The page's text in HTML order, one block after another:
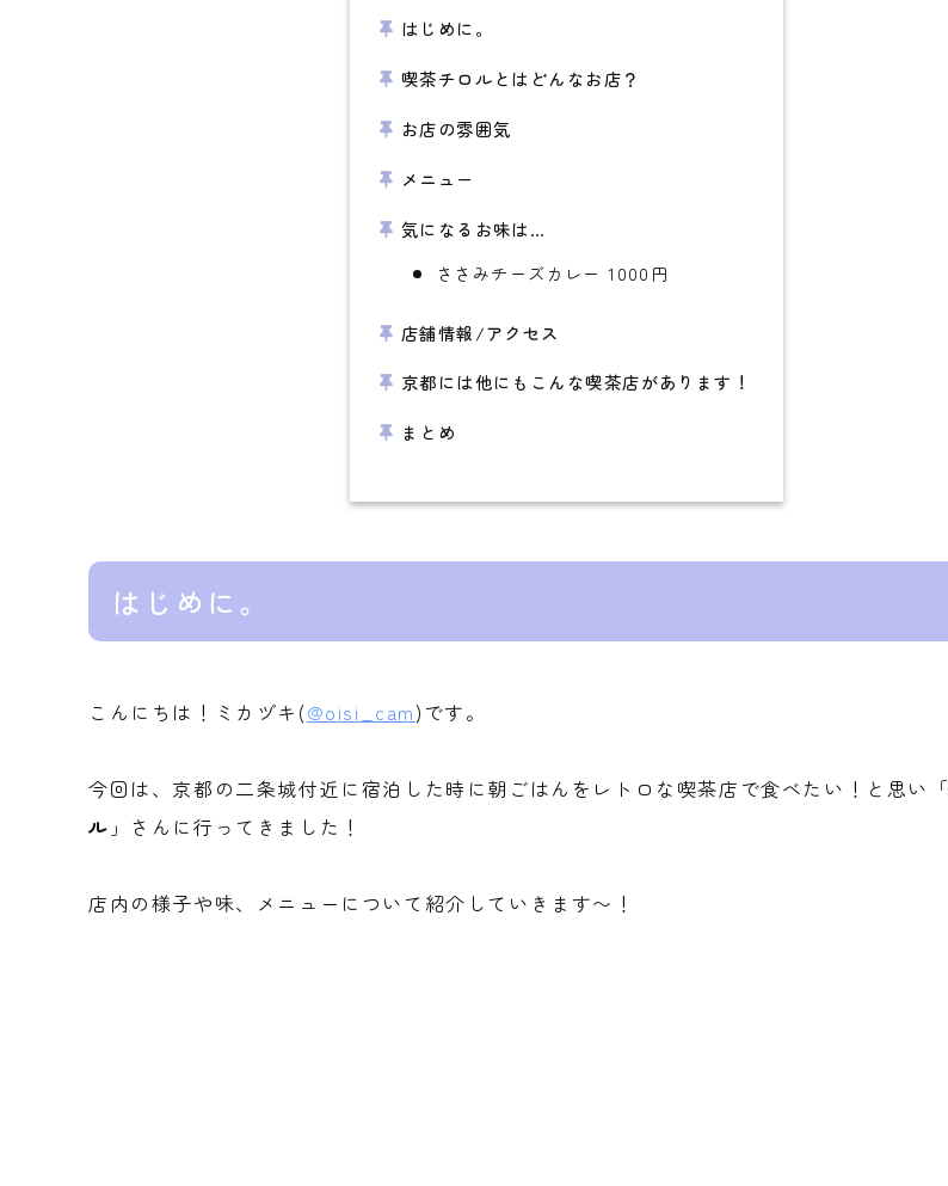
はじめに。
喫茶チロルとはどんなお店？
お店の雰囲気
メニュー
気になるお味は…
ささみチーズカレー 1000円
店舗情報/アクセス
京都には他にもこんな喫茶店があります！
まとめ
はじめに。
こんにちは！ミカヅキ(@oisi_cam)です。
今回は、京都の二条城付近に宿泊した時に朝ごはんをレトロな喫茶店で食べたい！と思い「
ル 」さんに行ってきました！
店内の様子や味、メニューについて紹介していきます〜！